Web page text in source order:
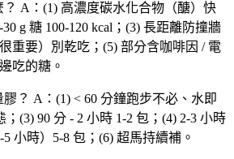
A：(1) 高濃度碳水化合物（醣）快
g 糖 100-120 kcal；(3) 長距離防撞牆
重要）別乾吃；(5) 部分含咖啡因 / 電
吃的糖。
膠？ A：(1) < 60 分鐘跑步不必、水即
；(3) 90 分 - 2 小時 1-2 包；(4) 2-3 小時
小時）5-8 包；(6) 超馬持續補。